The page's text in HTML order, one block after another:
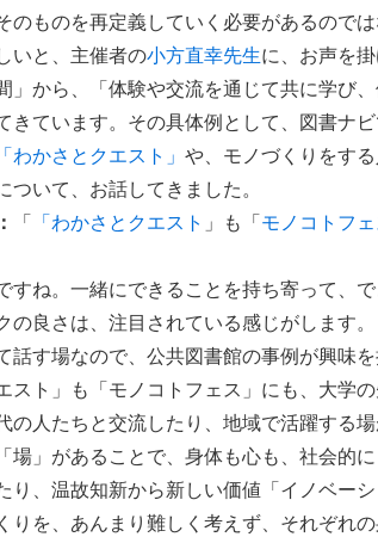
のものを再定義していく必要があるので
いと、主催者の小方直幸先生に、お声を
」から、「体験や交流を通じて共に学び
きています。その具体例として、図書ナビ
わかさとクエスト」 や、モノづくりをす
ついて、お話してきました。
「 「わかさとクエスト 」も「モノコトフェ
すね。一緒にできることを持ち寄って、
の良さは、注目されている感じがします
話す場なので、公共図書館の事例が興味
スト」も「モノコトフェス」にも、大学
の人たちと交流したり、地域で活躍する
場」があることで、身体も心も、社会的
り、温故知新から新しい価値「イノベー
りを、あんまり難しく考えず、それぞれ